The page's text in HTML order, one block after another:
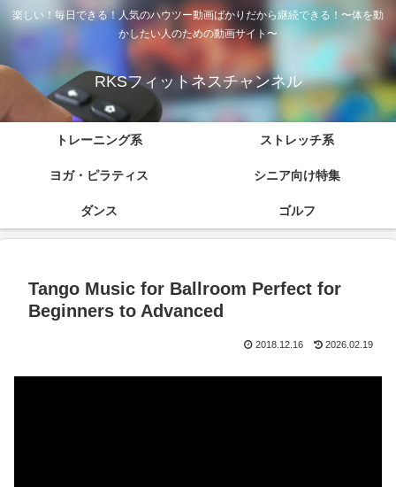
楽しい！毎日できる！人気のハウツー動画ばかりだから継続できる！〜体を動
かしたい人のための動画サイト〜
RKSフィットネスチャンネル
トレーニング系 ストレッチ系
ヨガ・ピラティス シニア向け特集
ダンス ゴルフ
Tango Music for Ballroom Perfect for
Beginners to Advanced
2018.12.16 2026.02.19